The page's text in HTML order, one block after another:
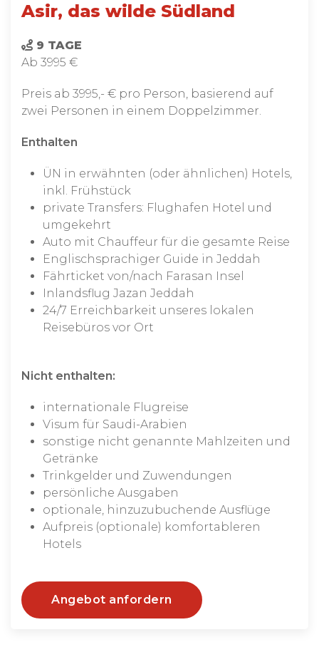
Asir, das wilde Südland
9 TAGE
Ab 3995 €
Preis ab 3995,- € pro Person, basierend auf
zwei Personen in einem Doppelzimmer.
Enthalten
ÜN in erwähnten (oder ähnlichen) Hotels,
inkl. Frühstück
private Transfers: Flughafen Hotel und
umgekehrt
Auto mit Chauffeur für die gesamte Reise
Englischsprachiger Guide in Jeddah
Fährticket von/nach Farasan Insel
Inlandsflug Jazan Jeddah
24/7 Erreichbarkeit unseres lokalen
Reisebüros vor Ort
Nicht enthalten:
internationale Flugreise
Visum für Saudi-Arabien
sonstige nicht genannte Mahlzeiten und
Getränke
Trinkgelder und Zuwendungen
persönliche Ausgaben
optionale, hinzuzubuchende Ausflüge
Aufpreis (optionale) komfortableren
Hotels
Angebot anfordern